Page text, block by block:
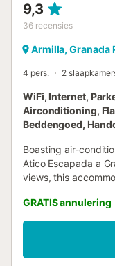
9,3
36 recensies
Armilla, Granada
4 pers. 2
WiFi, Internet,
Airconditioning,
Beddengoed,
Boasting air-
Atico Escapada a
views, this
GRATIS annulering